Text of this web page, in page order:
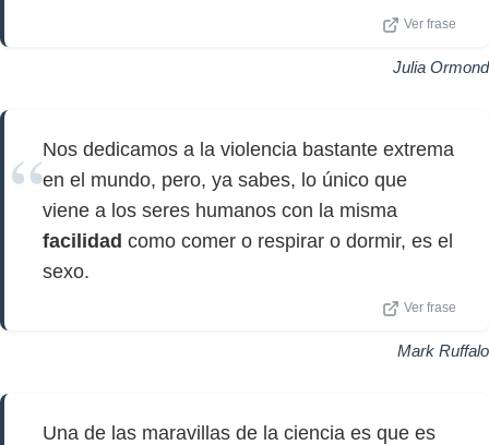
Ver frase
Julia Ormond
Nos dedicamos a la violencia bastante extrema
en el mundo, pero, ya sabes, lo único que
viene a los seres humanos con la misma
facilidad como comer o respirar o dormir, es el
sexo.
Ver frase
Mark Ruffalo
Una de las maravillas de la ciencia es que es